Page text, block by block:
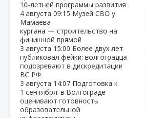
10‑летней программы развития
4 августа 09:15 Музей СВО у
Мамаева
кургана — строительство на
финишной прямой
3 августа 15:00 Более двух лет
публиковал фейки: волгоградца
подозревают в дискредитации
ВС РФ
3 августа 14:07 Подготовка к
1 сентября: в Волгограде
оценивают готовность
образовательной